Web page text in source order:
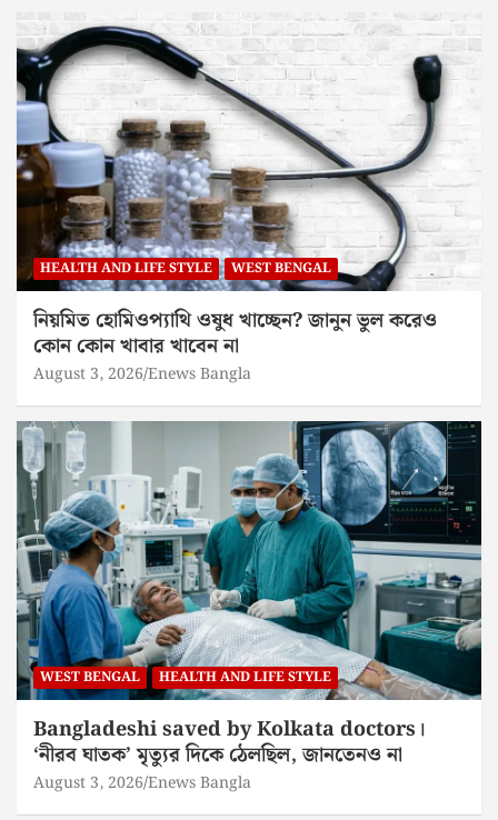
HEALTH AND LIFE STYLE WEST BENGAL
নিয়মিত হোমিওপ্যাথি ওষুধ খাচ্ছেন? জানুন ভুল করেও
কোন কোন খাবার খাবেন না
August 3, 2026 Enews Bangla
WEST BENGAL HEALTH AND LIFE STYLE
Bangladeshi saved by Kolkata doctors।
‘নীরব ঘাতক’ মৃত্যুর দিকে ঠেলছিল, জানতেনও না
August 3, 2026 Enews Bangla